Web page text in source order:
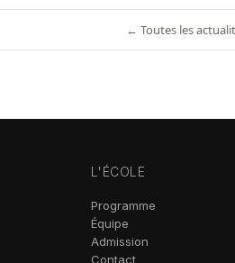
← Toutes les
L'ÉCOLE
Programme
Équipe
Admission
Contact